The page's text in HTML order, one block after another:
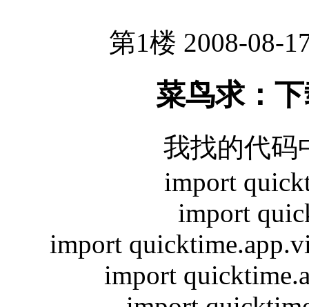
第1楼 2008-08-
菜鸟求：
我找的代码
import
import
import
import